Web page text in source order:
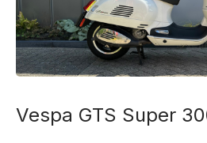
Vespa GTS Super